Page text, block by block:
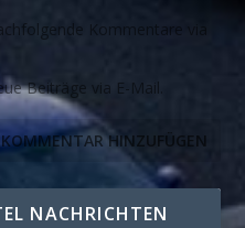
Kommentare via
Beiträge via E-Mail.
NACHRICHTEN A